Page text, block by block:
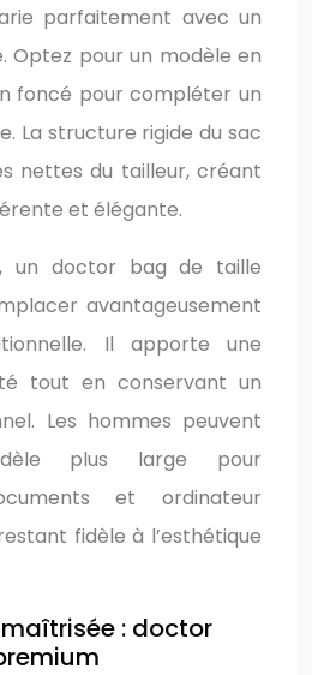
parfaitement avec un
Optez pour un modèle en
foncé pour compléter un
La structure rigide du sac
nettes du tailleur, créant
et élégante.
un doctor bag de taille
avantageusement
Il apporte une
tout en conservant un
Les hommes peuvent
plus large pour
et ordinateur
fidèle à l’esthétique
: doctor